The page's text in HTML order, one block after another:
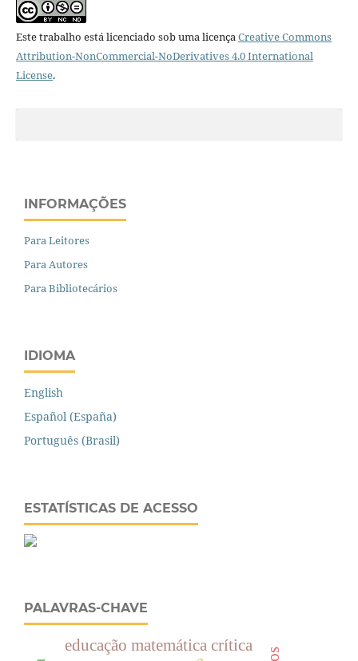
Este trabalho está licenciado sob uma licença Creative Commons
Attribution-NonCommercial-NoDerivatives 4.0 International
License.
INFORMAÇÕES
Para Leitores
Para Autores
Para Bibliotecários
IDIOMA
English
Español (España)
Português (Brasil)
ESTATÍSTICAS DE ACESSO
PALAVRAS-CHAVE
educação matemática crítica